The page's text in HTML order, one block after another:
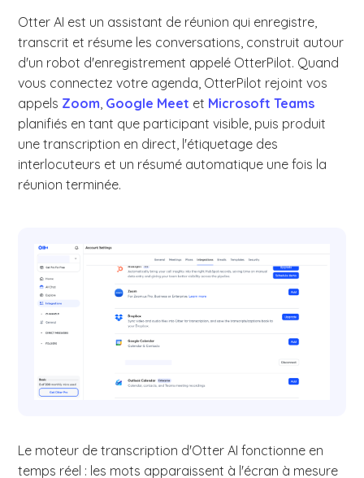
Otter AI est un assistant de réunion qui enregistre,
transcrit et résume les conversations, construit autour
d'un robot d'enregistrement appelé OtterPilot. Quand
vous connectez votre agenda, OtterPilot rejoint vos
appels Zoom, Google Meet et Microsoft Teams
planifiés en tant que participant visible, puis produit
une transcription en direct, l'étiquetage des
interlocuteurs et un résumé automatique une fois la
réunion terminée.
Le moteur de transcription d'Otter AI fonctionne en
temps réel : les mots apparaissent à l'écran à mesure